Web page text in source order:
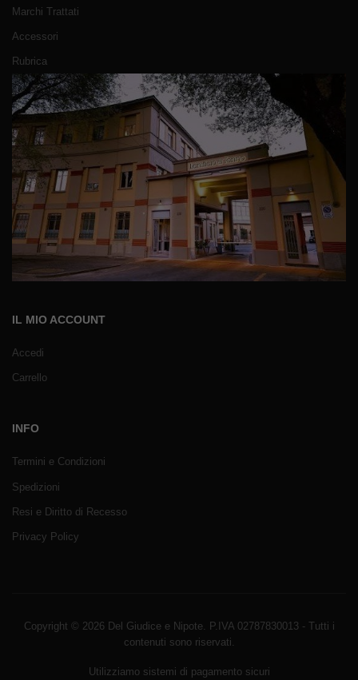
Marchi Trattati
Accessori
Rubrica
IL MIO ACCOUNT
Accedi
Carrello
INFO
Termini e Condizioni
Spedizioni
Resi e Diritto di Recesso
Privacy Policy
Copyright © 2026 Del Giudice e Nipote. P.IVA 02787830013 - Tutti i
contenuti sono riservati.
Utilizziamo sistemi di pagamento sicuri